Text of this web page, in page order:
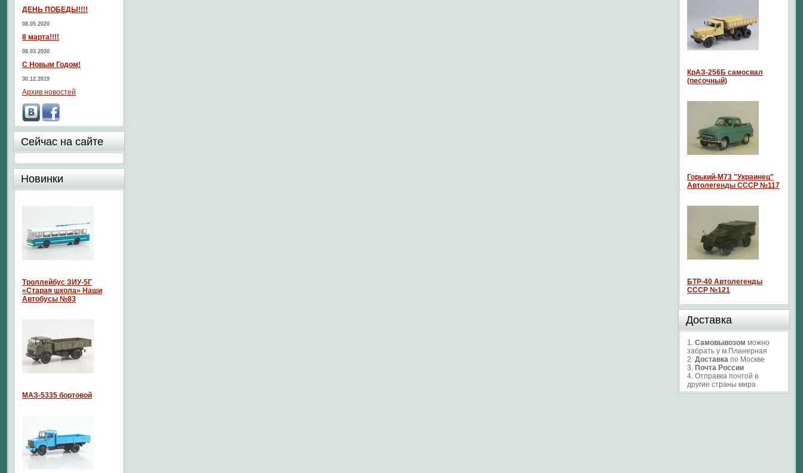
ДЕНЬ ПОБЕДЫ!!!!
08.05.2020
8 марта!!!!
08.03.2020
С Новым Годом!
30.12.2019
Архив новостей
Сейчас на сайте
Новинки
Троллейбус ЗИУ-5Г
«Старая школа» Наши
Автобусы №83
МАЗ-5335 бортовой
КрАЗ-256Б самосвал
(песочный)
Горький-М73 "Украинец"
Автолегенды СССР №117
БТР-40 Автолегенды
СССР №121
Доставка
1. Самовывозом можно
забрать у м.Планерная
2. Доставка по Москве
3. Почта России
4. Отправка почтой в
другие страны мира